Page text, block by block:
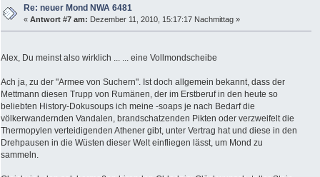
Re: neuer Mond NWA 6481
«Antwort #7 am: Dezember 11, 2010, 15:17:17 Nachmittag »
Alex, Du meinst also wirklich ... ... eine Vollmondscheibe
Ach ja, zu der "Armee von Suchern". Ist doch allgemein bekannt, dass der
Mettmann diesen Trupp von Rumänen, der im Erstberuf in den heute so
beliebten History-Dokusoups ich meine -soaps je nach Bedarf die
völkerwandernden Vandalen, brandschatzenden Pikten oder verzweifelt die
Thermopylen verteidigenden Athener gibt, unter Vertrag hat und diese in den
Drehpausen in die Wüsten dieser Welt einfliegen lässt, um Mond zu
sammeln.